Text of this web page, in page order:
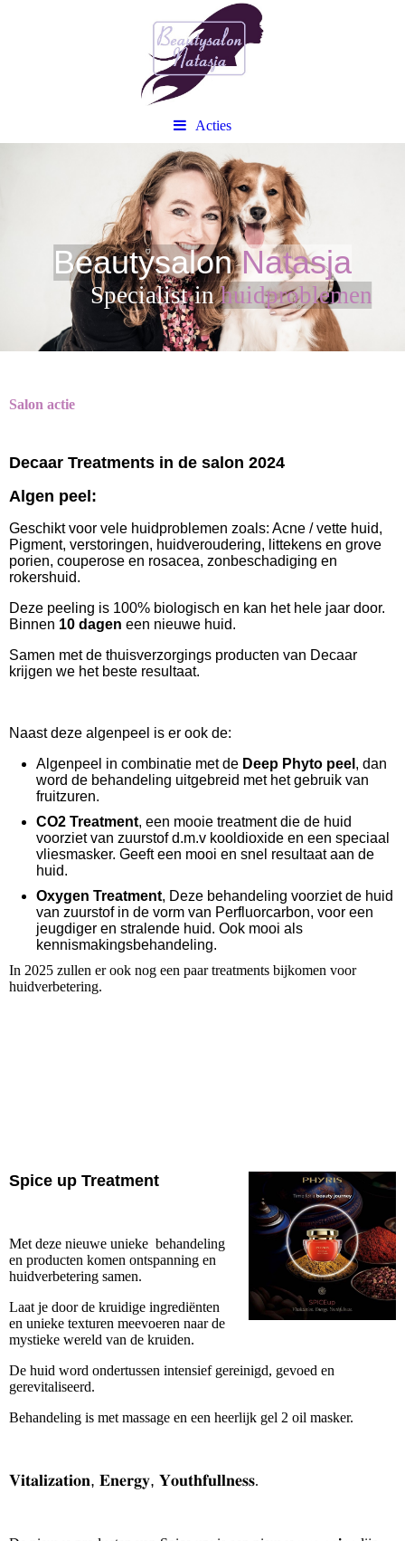
Acties
Beautysalon Natasja
Specialist inhuidproblemen
Salon actie
Decaar Treatments in de salon 2024
Algen peel:
Geschikt voor vele huidproblemen zoals: Acne / vette huid,
Pigment, verstoringen, huidveroudering, littekens en grove
porien, couperose en rosacea, zonbeschadiging en
rokershuid.
Deze peeling is 100% biologisch en kan het hele jaar door.
Binnen 10 dagen een nieuwe huid.
Samen met de thuisverzorgings producten van Decaar
krijgen we het beste resultaat.
Naast deze algenpeel is er ook de:
Algenpeel in combinatie met de Deep Phyto peel , dan
word de behandeling uitgebreid met het gebruik van
fruitzuren.
CO2 Treatment, een mooie treatment die de huid
voorziet van zuurstof d.m.v kooldioxide en een speciaal
vliesmasker. Geeft een mooi en snel resultaat aan de
huid.
Oxygen Treatment, Deze behandeling voorziet de huid
van zuurstof in de vorm van Perfluorcarbon, voor een
jeugdiger en stralende huid. Ook mooi als
kennismakingsbehandeling.
In 2025 zullen er ook nog een paar treatments bijkomen voor
huidverbetering.
Spice up Treatment
Met deze nieuwe unieke behandeling
en producten komen ontspanning en
huidverbetering samen.
Laat je door de kruidige ingrediënten
en unieke texturen meevoeren naar de
mystieke wereld van de kruiden.
De huid word ondertussen intensief gereinigd, gevoed en
gerevitaliseerd.
Behandeling is met massage en een heerlijk gel 2 oil masker.
𝐕𝐢𝐭𝐚𝐥𝐢𝐳𝐚𝐭𝐢𝐨𝐧, 𝐄𝐧𝐞𝐫𝐠𝐲, 𝐘𝐨𝐮𝐭𝐡𝐟𝐮𝐥𝐥𝐧𝐞𝐬𝐬.